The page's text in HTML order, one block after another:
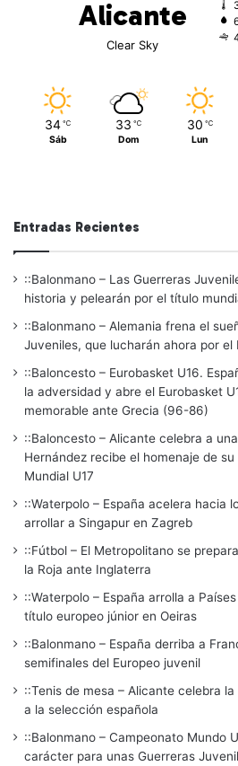
Alicante
Clear Sky
34 ℃
Sáb
33 ℃
Dom
30 ℃
Lun
Entradas Recientes
::Balonmano – Las Guerreras
historia y pelearán por el título
::Balonmano – Alemania frena el
Juveniles, que lucharán ahora por el
::Baloncesto – Eurobasket U16.
la adversidad y abre el Eurobasket
memorable ante Grecia (96-86)
::Baloncesto – Alicante celebra a
Hernández recibe el homenaje de
Mundial U17
::Waterpolo – España acelera hacia
arrollar a Singapur en Zagreb
::Fútbol – El Metropolitano se
la Roja ante Inglaterra
::Waterpolo – España arrolla a
título europeo júnior en Oeiras
::Balonmano – España derriba a
semifinales del Europeo juvenil
::Tenis de mesa – Alicante celebra
a la selección española
::Balonmano – Campeonato Mundo
carácter para unas Guerreras